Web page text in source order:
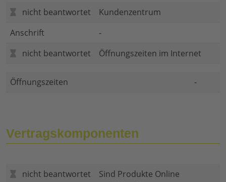
nicht beantwortet
Kundenzentrum
Anschrift
-
nicht beantwortet
Öffnungszeiten im Internet
Öffnungszeiten -
Vertragskomponenten
nicht beantwortet
Sind Produkte Online